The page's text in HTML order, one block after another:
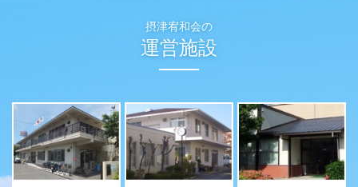
摂津宥和会の
運営施設